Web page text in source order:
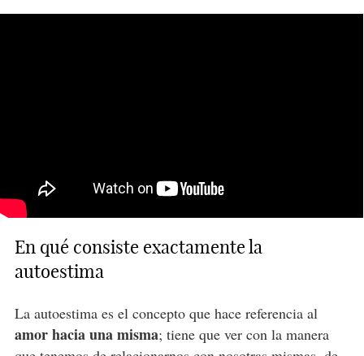
En qué consiste exactamente la
autoestima
La autoestima es el concepto que hace referencia al
amor hacia una misma; tiene que ver con la manera